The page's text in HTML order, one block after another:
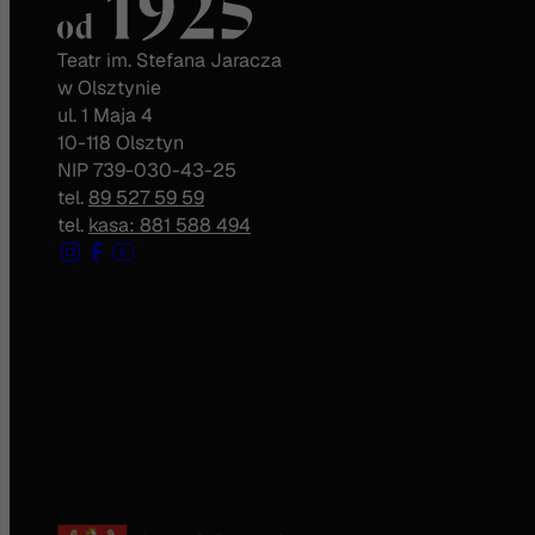
Teatr im. Stefana Jaracza
w Olsztynie
ul. 1 Maja 4
10-118 Olsztyn
NIP 739-030-43-25
tel.89 527 59 59
tel. kasa: 881 588 494